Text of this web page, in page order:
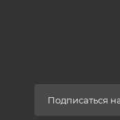
Подписаться